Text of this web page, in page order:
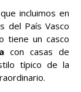
incluimos en
del País Vasco
tiene un casco
con casas de
típico de la